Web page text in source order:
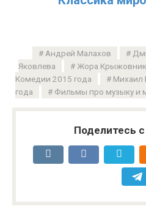
Андрей Малахов
Яковлева
Жора
Комедии 2015 года
Михаил
года
Фильмы про музыку и
Поделитесь